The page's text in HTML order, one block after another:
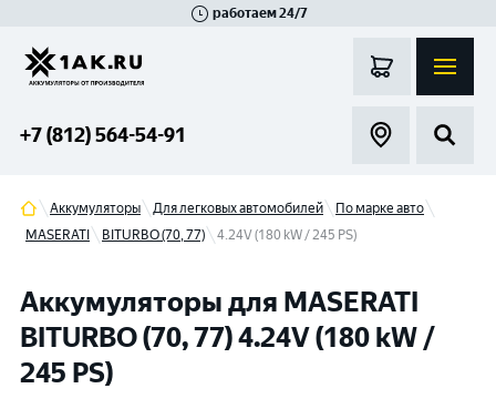
работаем 24/7
+7 (812) 564-54-91
Аккумуляторы Для легковых автомобилей
По марке авто
MASERATI
BITURBO (70, 77) 4.24V (180 kW / 245 PS)
Аккумуляторы для MASERATI
BITURBO (70, 77) 4.24V (180 kW /
245 PS)
Гатчина